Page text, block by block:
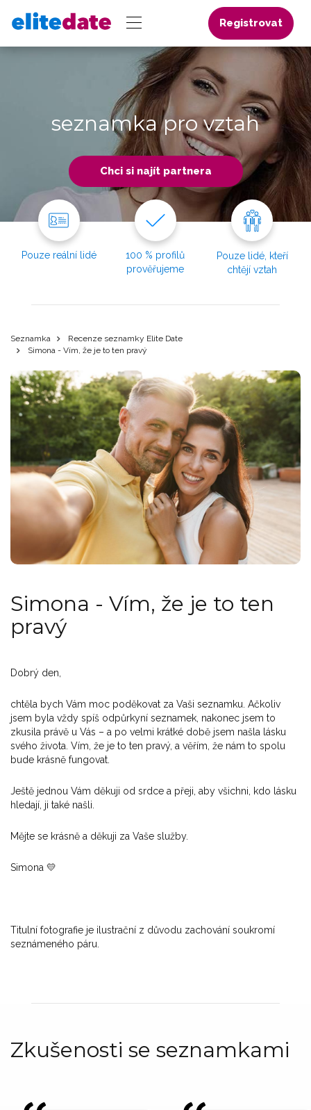
Registrovat
seznamka pro vztah
Chci si najít partnera
Pouze reální lidé
100 % profilů
prověřujeme
Pouze lidé, kteří
chtějí vztah
Seznamka
Recenze seznamky Elite Date
Simona - Vím, že je to ten pravý
Simona - Vím, že je to ten
pravý
Dobrý den,
chtěla bych Vám moc poděkovat za Vaši seznamku. Ačkoliv
jsem byla vždy spíš odpůrkyní seznamek, nakonec jsem to
zkusila právě u Vás – a po velmi krátké době jsem našla lásku
svého života. Vím, že je to ten pravý, a věřím, že nám to spolu
bude krásně fungovat.
Ještě jednou Vám děkuji od srdce a přeji, aby všichni, kdo lásku
hledají, ji také našli.
Mějte se krásně a děkuji za Vaše služby.
Simona 💛
Titulní fotografie je ilustrační z důvodu zachování soukromí
seznámeného páru.
Zkušenosti se seznamkami